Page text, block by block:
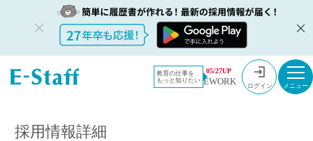
教育の仕事を
もっと知りたい
05/27UP
EWORK ログイン
教員採用情
報のイー・
採用情報
社会 履正社中学校高等学校の教諭 2026年4月採用
採用情報詳細